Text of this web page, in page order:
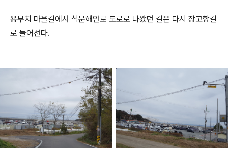
용무치 마을길에서 석문해안로 도로로 나왔던 길은 다시 장고항길
로 들어선다.